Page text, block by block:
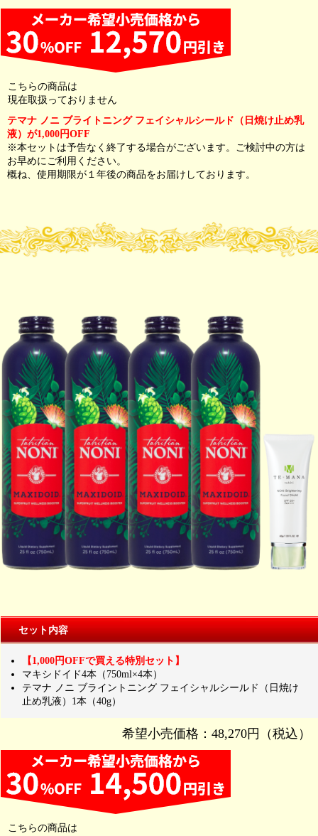
こちらの商品は
現在取扱っておりません
テマナ ノニ ブライトニング フェイシャルシールド（日焼け止め乳
液）が1,000円OFF
※本セットは予告なく終了する場合がございます。ご検討中の方は
お早めにご利用ください。
概ね、使用期限が１年後の商品をお届けしております。
セット内容
【1,000円OFFで買える特別セット】
マキシドイド4本（750ml×4本）
テマナ ノニ ブライントニング フェイシャルシールド（日焼け
止め乳液）1本（40g）
希望小売価格：48,270円（税込）
こちらの商品は